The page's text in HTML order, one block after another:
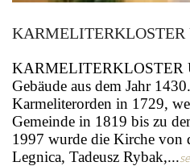
KARMELITERKLOSTER
KARMELITERKLOSTER
Gebäude aus dem Jahr
Karmeliterorden in 1729,
Gemeinde in 1819 bis zu
1997 wurde die Kirche von
Legnica, Tadeusz Rybak,...